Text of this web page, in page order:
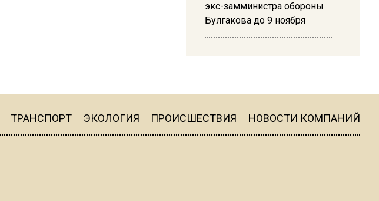
экс-замминистра обороны
Булгакова до 9 ноября
16:19
ТРАНСПОРТ ЭКОЛОГИЯ ПРОИСШЕСТВИЯ НОВОСТИ КОМПАНИЙ